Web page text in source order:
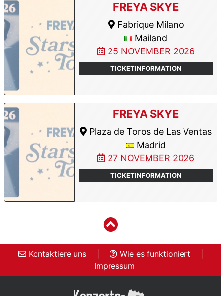
FREYA SKYE
Fabrique Milano
Mailand
25 NOVEMBER 2026
TICKETINFORMATION
FREYA SKYE
Plaza de Toros de Las Ventas
Madrid
27 NOVEMBER 2026
TICKETINFORMATION
Kontaktiere uns Wie es funktioniert
Impressum